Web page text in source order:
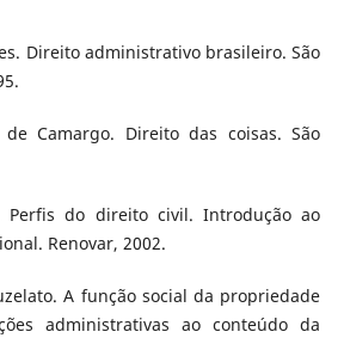
Direito administrativo brasileiro. São
de Camargo. Direito das coisas. São
Perfis do direito civil. Introdução ao
Renovar, 2002.
A função social da propriedade
administrativas ao conteúdo da